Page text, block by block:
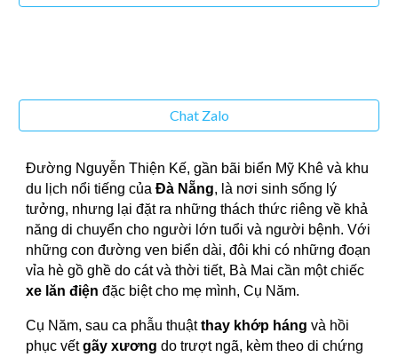
Chat Zalo
Đường Nguyễn Thiện Kế, gần bãi biển Mỹ Khê và khu
du lịch nổi tiếng củaĐà Nẵng, là nơi sinh sống lý
tưởng, nhưng lại đặt ra những thách thức riêng về khả
năng di chuyển cho người lớn tuổi và người bệnh. Với
những con đường ven biển dài, đôi khi có những đoạn
vỉa hè gồ ghề do cát và thời tiết, Bà Mai cần một chiếc
xe lăn điện đặc biệt cho mẹ mình, Cụ Năm.
Cụ Năm, sau ca phẫu thuậtthay khớp háng và hồi
phục vếtgãy xương do trượt ngã, kèm theo di chứng